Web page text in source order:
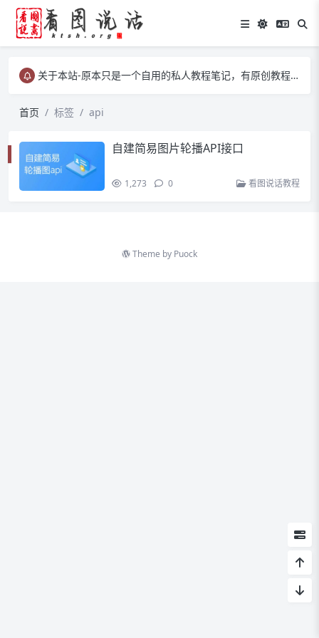
关于本站-原本只是一个自用的私人教程笔记，有原创教程、有转载教程等……
首页
标签 api
自建简易图片轮播API接口
1,273 0 看图说话教程
Theme by Puock